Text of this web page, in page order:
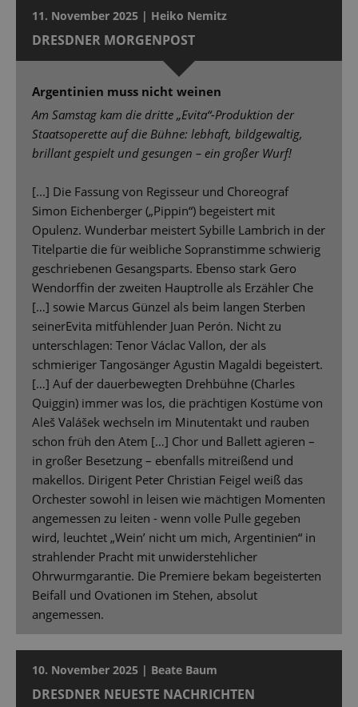
11. November 2025 | Heiko Nemitz
DRESDNER MORGENPOST
Argentinien muss nicht weinen
Am Samstag kam die dritte „Evita“-Produktion der
Staatsoperette auf die Bühne: lebhaft, bildgewaltig,
brillant gespielt und gesungen – ein großer Wurf!
[...] Die Fassung von Regisseur und Choreograf
Simon Eichenberger („Pippin“) begeistert mit
Opulenz. Wunderbar meistert Sybille Lambrich in der
Titelpartie die für weibliche Sopranstimme schwierig
geschriebenen Gesangsparts. Ebenso stark Gero
Wendorffin der zweiten Hauptrolle als Erzähler Che
[…] sowie Marcus Günzel als beim langen Sterben
seinerEvita mitfühlender Juan Perón. Nicht zu
unterschlagen: Tenor Václac Vallon, der als
schmieriger Tangosänger Agustin Magaldi begeistert.
[…] Auf der dauerbewegten Drehbühne (Charles
Quiggin) immer was los, die prächtigen Kostüme von
Aleš Valášek wechseln im Minutentakt und rauben
schon früh den Atem […] Chor und Ballett agieren –
in großer Besetzung – ebenfalls mitreißend und
makellos. Dirigent Peter Christian Feigel weiß das
Orchester sowohl in leisen wie mächtigen Momenten
angemessen zu leiten - wenn volle Pulle gegeben
wird, leuchtet „Wein’ nicht um mich, Argentinien“ in
strahlender Pracht mit unwiderstehlicher
Ohrwurmgarantie. Die Premiere bekam begeisterten
Beifall und Ovationen im Stehen, absolut
angemessen.
10. November 2025 | Beate Baum
DRESDNER NEUESTE NACHRICHTEN